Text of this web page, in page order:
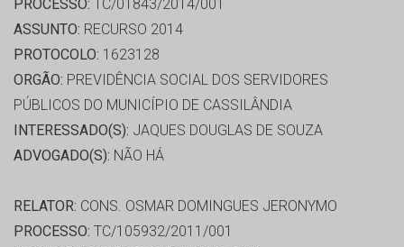
PROCESSO: TC/01843/2014/001
ASSUNTO: RECURSO 2014
PROTOCOLO: 1623128
ORGÃO: PREVIDÊNCIA SOCIAL DOS SERVIDORES
PÚBLICOS DO MUNICÍPIO DE CASSILÂNDIA
INTERESSADO(S): JAQUES DOUGLAS DE SOUZA
ADVOGADO(S): NÃO HÁ
RELATOR: CONS. OSMAR DOMINGUES JERONYMO
PROCESSO: TC/105932/2011/001